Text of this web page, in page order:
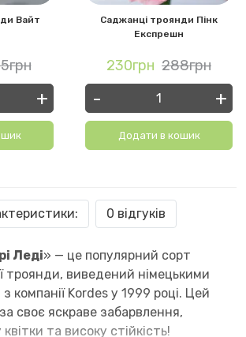
Вайт
+
Саджанці троянди Пінк
Експрешн
230грн 288грн
- +
Додати в кошик
0 відгуків
Леді» — це популярний сорт
троянди, виведений німецькими
компанії Kordes у 1999 році. Цей
своє яскраве забарвлення,
та високу стійкість!